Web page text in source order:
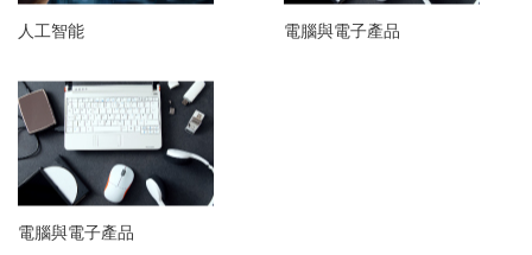
人工智能 電腦與電子產品
電腦與電子產品